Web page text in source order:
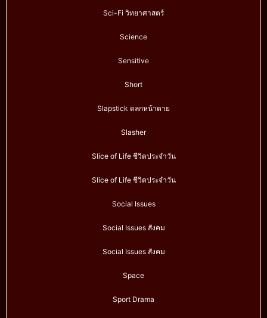
Sci-Fi วิทยาศาสตร์
Science
Sensitive
Short
Slapstick ตลกหน้าตาย
Slasher
Slice of Life ชีวิตประจำวัน
Slice of Life ชีวิตประจำวัน
Social Issues
Social Issues สังคม
Social Issues สังคม
Space
Sport Drama